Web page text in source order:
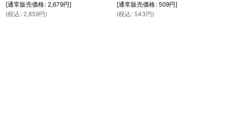
[通常販売価格: 2,679円]
(税込 : 2,859円)
[通常販売価格: 509円]
(税込 : 543円)